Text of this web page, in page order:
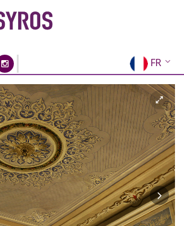
FR
EN
EL
DE
IT
ES
RU